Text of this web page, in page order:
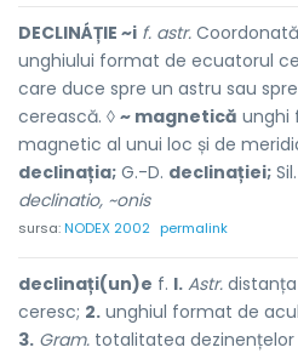
DECLINÁȚIE ~i f. astr.
unghiului format de ecuatorul
care duce spre un astru sau
cerească. ◊ ~ magnetică unghi
magnetic al unui loc și de
declinația; G.-D. declinației; Sil.
declinatio, ~onis
sursa:NODEX 2002 permalink
declinați(un)e f. l. Astr.
ceresc; 2. unghiul format de
3. Gram. totalitatea dezinențelor